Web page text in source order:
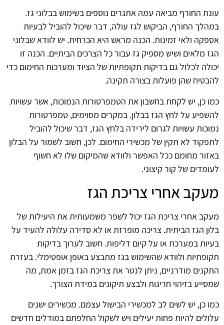
עונת החורף מביאה עמה אתגרים נוספים בשימוש בבלוני גז.
במהלך החורף, הביקוש לגז עולה, דבר שיכול להוביל לבעיות
אספקה ולאי זמינות. הכנה מראש היא הכרחית. יש לוודא שבלוני
הגז מלאים ושיש מספיק גז עבור כל הצרכים הביתיים. הכנה זו
יכולה לכלול גם בדיקות תקופתיות של הציוד ומערכות החימום כדי
להבטיח שהן פועלות בצורה תקינה.
כמו כן, יש לקחת בחשבון את הטמפרטורות הנמוכות, אשר עשויות
להשפיע על לחץ הגז בבלון. במקרים מסוימים, טמפרטורות
נמוכות עשויות לגרום לירידה בלחץ הגז, דבר שיכול להוביל
לתפקוד לא תקין של מכשירי החימום. לכן, חשוב לשמור על הבלון
באזור מחומם ככל האפשר ולוודא שהמיקום שלו לא חשוף
לעומדים של קור קיצוני.
מעקב אחרי צריכת הגז
מעקב אחרי צריכת הגז יכול לשפר משמעותית את היעילות של
בלון הגז הביתית. צריכה מופרזת או לא סדירה עלולה להעיד על
בעיות במערכת או על קיום דליפות. חשוב לערוך בדיקות
תקופתיות ולוודא שהשימוש בגז מתבצע באופן אופטימלי. בעזרת
התקנים מודרניים, ניתן לנטר את צריכת הגז בזמן אמת, מה
שמסייע בזיהוי חריגות ולבצע תיקונים במידת הצורך.
כמו כן, יש לשים לב למכשירי הבישול עצמם. מכשירים ישנים
עלולים להיות פחות יעילים ויש לשקול החלפתם במודלים חדשים